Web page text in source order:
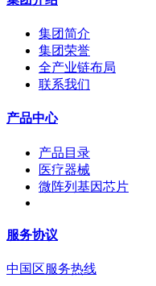
集团简介
集团荣誉
全产业链布局
联系我们
产品中心
产品目录
医疗器械
微阵列基因芯片
服务协议
中国区服务热线